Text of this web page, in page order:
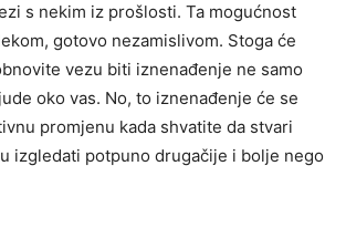
s nekim iz prošlosti. Ta mogućnost
gotovo nezamislivom. Stoga će
vezu biti iznenađenje ne samo
oko vas. No, to iznenađenje će se
promjenu kada shvatite da stvari
izgledati potpuno drugačije i bolje nego